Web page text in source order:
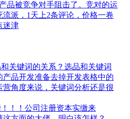
品被竞争对手阻击了。竞对的运
派，1天上2条评论，价格一卷
迷津
关键词的关系？选品和关键词
产品开发准备去掉开发表格中的
营角度来说，关键词分析还是很
！！公司注册资本实缴来